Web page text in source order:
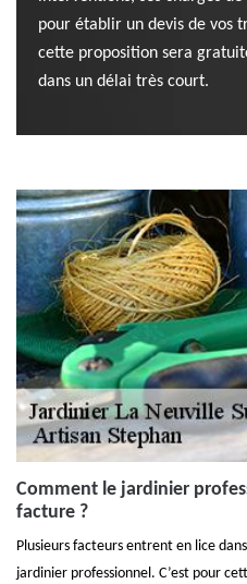
pour établir un devis de vos
cette proposition sera
dans un délai très court.
Comment le jardinier
facture ?
Plusieurs facteurs entrent en lice
jardinier professionnel. C’est pour